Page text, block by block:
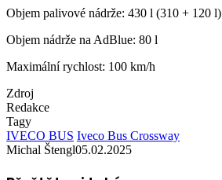
Objem palivové nádrže: 430 l (310 + 120 l)
Objem nádrže na AdBlue: 80 l
Maximální rychlost: 100 km/h
Zdroj
Redakce
Tagy
IVECO BUS Iveco Bus Crossway
Michal Štengl05.02.2025